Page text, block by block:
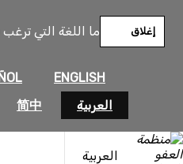
ما اللغة التي
ENGLISH
العربية
简中
إغلاق
العربية
المحتوى